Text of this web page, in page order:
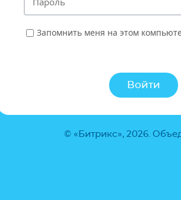
Запомнить меня на этом
© «Битрикс», 2026.